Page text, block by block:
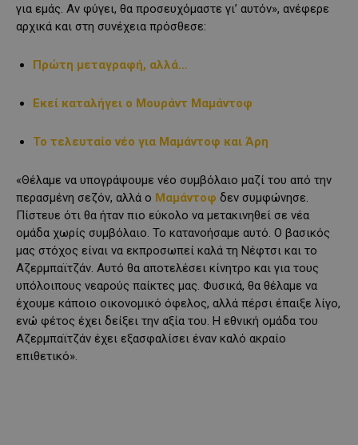
για εμάς. Αν φύγει, θα προσευχόμαστε γι’ αυτόν», ανέφερε
αρχικά και στη συνέχεια πρόσθεσε:
Πρώτη μεταγραφή, αλλά…
Εκεί καταλήγει ο Μουράντ Μαμάντοφ
Το τελευταίο νέο για Μαμάντοφ και Άρη
«Θέλαμε να υπογράψουμε νέο συμβόλαιο μαζί του από την
περασμένη σεζόν, αλλά ο Μαμάντοφ δεν συμφώνησε.
Πίστευε ότι θα ήταν πιο εύκολο να μετακινηθεί σε νέα
ομάδα χωρίς συμβόλαιο. Το κατανοήσαμε αυτό. Ο βασικός
μας στόχος είναι να εκπροσωπεί καλά τη Νέφτσι και το
Αζερμπαϊτζάν. Αυτό θα αποτελέσει κίνητρο και για τους
υπόλοιπους νεαρούς παίκτες μας. Φυσικά, θα θέλαμε να
έχουμε κάποιο οικονομικό όφελος, αλλά πέρσι έπαιξε λίγο,
ενώ φέτος έχει δείξει την αξία του. Η εθνική ομάδα του
Αζερμπαϊτζάν έχει εξασφαλίσει έναν καλό ακραίο
επιθετικό».